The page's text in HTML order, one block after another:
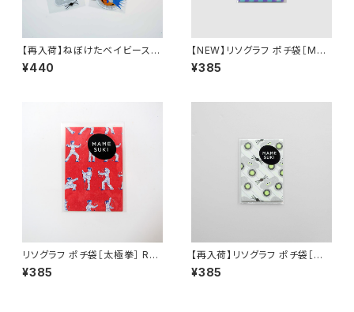
【再入荷】ねぼけたベイビーステ
ッカー STICKER（Dog イヌ／
Cow ウシ／Mouse ネズミ／T
¥440
【NEW】リソグラフ ポチ袋［MA
MESUKI Basis ストライプ］ Pu
rple × PepermintGreen
¥385
リソグラフ ポチ袋［太極拳］ RE
D
¥385
【再入荷】リソグラフ ポチ袋［ね
ぼけたベイビー Mouse］
¥385